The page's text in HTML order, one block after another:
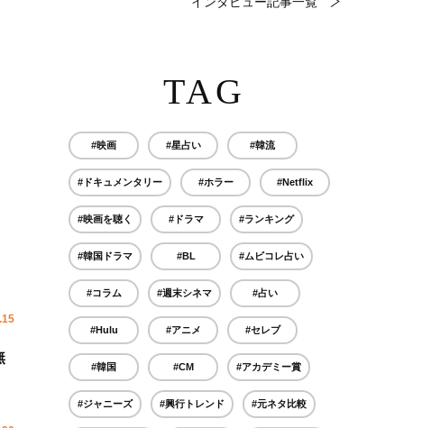
TAG
#映画 #星占い #韓流
#ドキュメンタリー #ホラー #Netflix
#映画を聴く #ドラマ #ランキング
#韓国ドラマ #BL #ムビコレ占い
#コラム #週末シネマ #占い
#Hulu #アニメ #セレブ
#韓国 #CM #アカデミー賞
#ジャニーズ #興行トレンド #元ネタ比較